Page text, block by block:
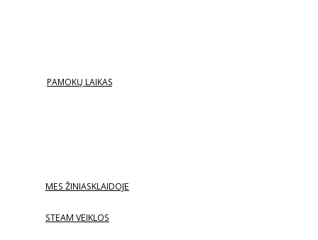
PAMOKŲ LAIKAS
MES ŽINIASKLAIDOJE
STEAM VEIKLOS